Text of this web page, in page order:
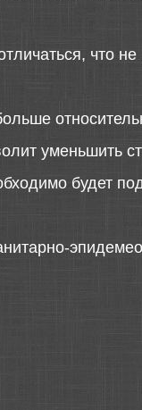
что
уменьшить
будет